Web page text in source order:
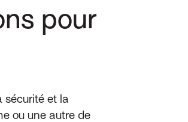
pour
sécurité et la
ou une autre de